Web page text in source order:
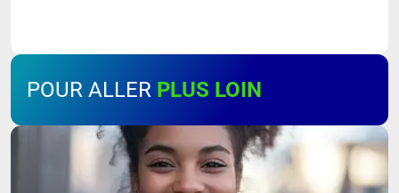
POUR ALLER PLUS LOIN